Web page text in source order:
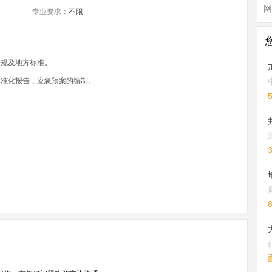
专业要求： 不限
及地方标准。
化报告，应急预案的编制。